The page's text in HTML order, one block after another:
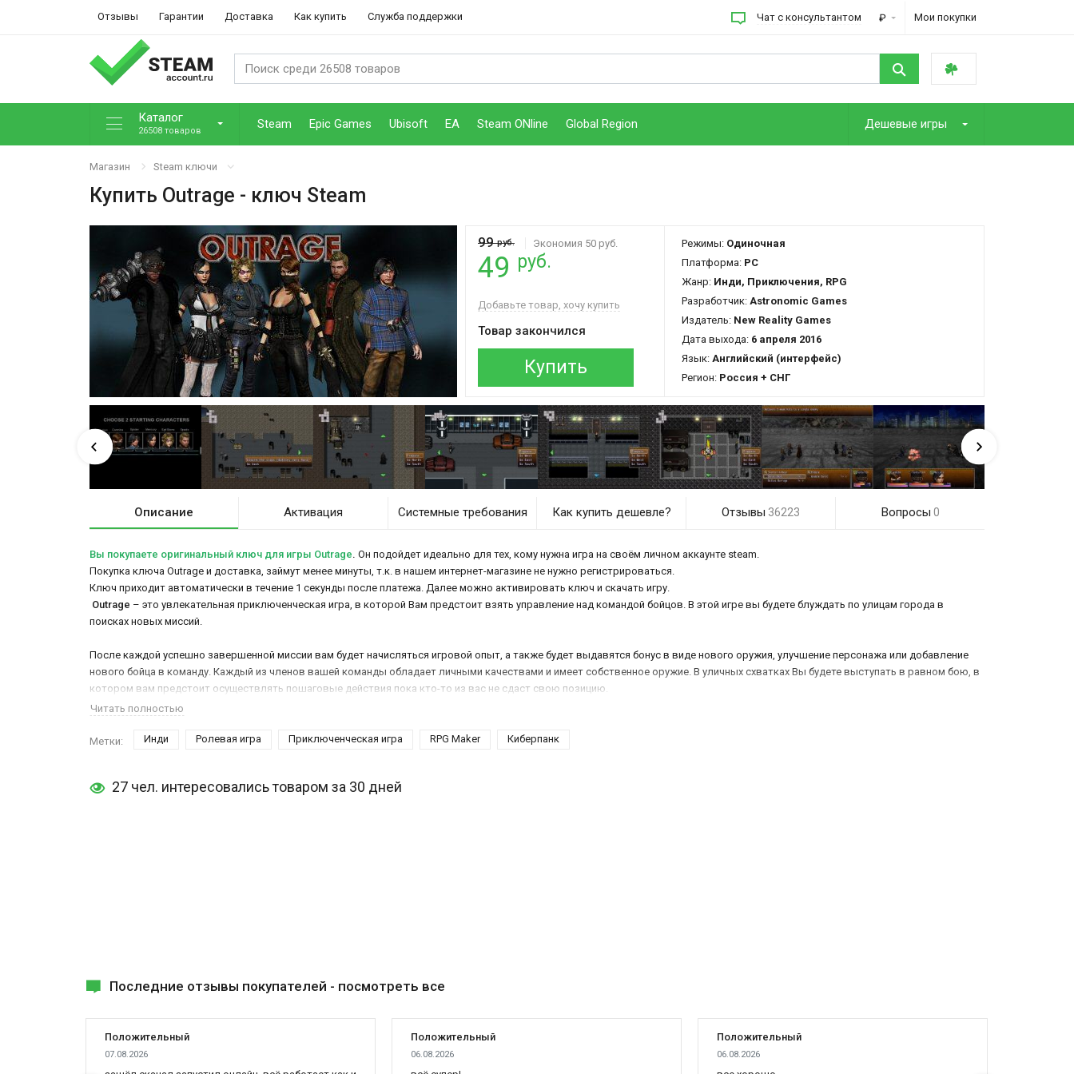
Отзывы Гарантии Доставка Как купить Служба поддержки Чат с консультантом ₽ Мои покупки
Каталог
26508 товаров Steam Epic Games Ubisoft EA Steam ONline Global Region Дешевые игры
Магазин Steam ключи
Купить Outrage - ключ Steam
99руб. Экономия 50 руб.
49 руб.
Добавьте товар, хочу купить
Товар закончился
Купить
Режимы: Одиночная
Платформа: PC
Жанр: Инди, Приключения, RPG
Разработчик: Astronomic Games
Издатель: New Reality Games
Дата выхода: 6 апреля 2016
Язык: Английский (интерфейс)
Регион: Россия + СНГ
Описание Активация Системные требования Как купить дешевле? Отзывы 36223 Вопросы 0
Вы покупаете оригинальный ключ для игры Outrage. Он подойдет идеально для тех, кому нужна игра на своём личном аккаунте steam.
Покупка ключа Outrage и доставка, займут менее минуты, т.к. в нашем интернет-магазине не нужно регистрироваться.
Ключ приходит автоматически в течение 1 секунды после платежа. Далее можно активировать ключ и скачать игру.
Outrage – это увлекательная приключенческая игра, в которой Вам предстоит взять управление над командой бойцов. В этой игре вы будете блуждать по улицам города в
поисках новых миссий.
После каждой успешно завершенной миссии вам будет начисляться игровой опыт, а также будет выдавятся бонус в виде нового оружия, улучшение персонажа или добавление
нового бойца в команду. Каждый из членов вашей команды обладает личными качествами и имеет собственное оружие. В уличных схватках Вы будете выступать в равном бою, в
котором вам предстоит осуществлять пошаговые действия пока кто-то из вас не сдаст свою позицию.
Читать полностью
Метки: Инди Ролевая игра Приключенческая игра RPG Maker Киберпанк
27 чел. интересовались товаром за 30 дней
Последние отзывы покупателей - посмотреть все
Положительный
07.08.2026
Положительный
06.08.2026
Положительный
06.08.2026